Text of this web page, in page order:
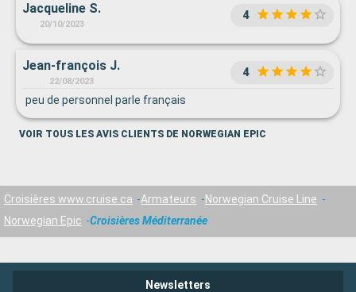
Jacqueline S.
20/10/2023
4
Jean-françois J.
22/08/2023
4
peu de personnel parle français
VOIR TOUS LES AVIS CLIENTS DE NORWEGIAN EPIC
Croisières www.cruise.ca Armateurs
Norwegian Cruise Line
Norwegian Epic
Croisières Méditerranée
Newsletters